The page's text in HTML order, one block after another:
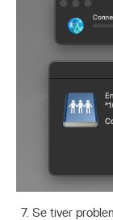
Se tiver